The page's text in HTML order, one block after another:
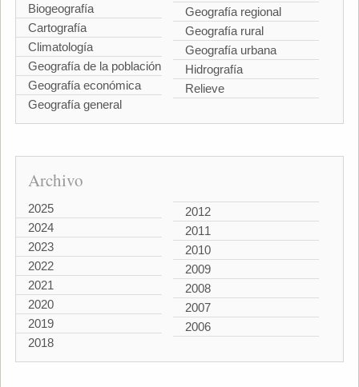
Biogeografía
Cartografía
Climatología
Geografía de la población
Geografía económica
Geografía general
Geografía regional
Geografía rural
Geografía urbana
Hidrografía
Relieve
Archivo
2025
2024
2023
2022
2021
2020
2019
2018
2012
2011
2010
2009
2008
2007
2006